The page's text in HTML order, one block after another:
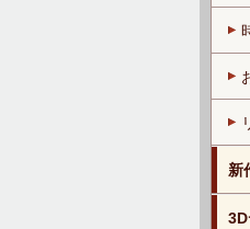
新